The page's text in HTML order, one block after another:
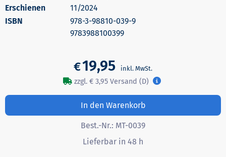
Erschienen
11/2024
978-3-98810-039-9
9783988100399
€19,95
zzgl. € 3,95 Versand (D)
In den Warenkorb
Best.-Nr.: MT-0039
Lieferbar in 48 h